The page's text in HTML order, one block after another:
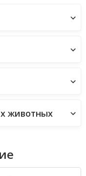
животных